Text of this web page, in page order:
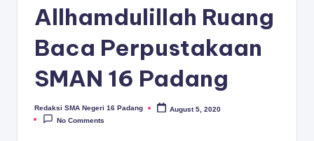
A
D
A
N
Allhamdulillah Ruang
Baca Perpustakaan
SMAN 16 Padang
Posted
by
Redaksi SMA Negeri 16 Padang
August 5, 2020
No Comments